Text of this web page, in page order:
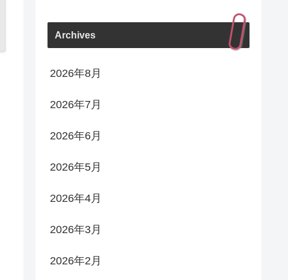
Archives
2026年8月
2026年7月
2026年6月
2026年5月
2026年4月
2026年3月
2026年2月